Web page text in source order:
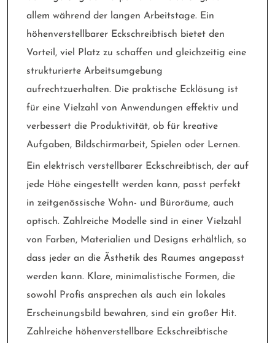
allem während der langen Arbeitstage. Ein
höhenverstellbarer Eckschreibtisch bietet den
Vorteil, viel Platz zu schaffen und gleichzeitig eine
strukturierte Arbeitsumgebung
aufrechtzuerhalten. Die praktische Ecklösung ist
für eine Vielzahl von Anwendungen effektiv und
verbessert die Produktivität, ob für kreative
Aufgaben, Bildschirmarbeit, Spielen oder Lernen.
Ein elektrisch verstellbarer Eckschreibtisch, der auf
jede Höhe eingestellt werden kann, passt perfekt
in zeitgenössische Wohn- und Büroräume, auch
optisch. Zahlreiche Modelle sind in einer Vielzahl
von Farben, Materialien und Designs erhältlich, so
dass jeder an die Ästhetik des Raumes angepasst
werden kann. Klare, minimalistische Formen, die
sowohl Profis ansprechen als auch ein lokales
Erscheinungsbild bewahren, sind ein großer Hit.
Zahlreiche höhenverstellbare Eckschreibtische